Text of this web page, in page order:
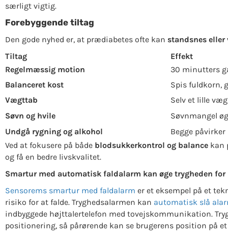
særligt vigtig.
Forebyggende tiltag
Den gode nyhed er, at prædiabetes ofte kan standsnes eller
Tiltag
Effekt
Regelmæssig motion
30 minutters
Balanceret kost
Spis fuldkorn,
Vægttab
Selv et lille
Søvn og hvile
Søvnmangel
Undgå rygning og alkohol
Begge
Ved at fokusere på både blodsukkerkontrol og balancekan
og få en bedre livskvalitet.
Smartur med automatisk faldalarm kan øge trygheden
Sensorems smartur med faldalarm er et eksempel på et
risiko for at falde. Tryghedsalarmen kan automatisk slå
indbyggede højttalertelefon med tovejskommunikation.
positionering, så pårørende kan se brugerens position på